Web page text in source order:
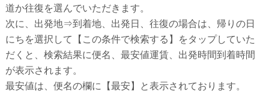
道か往復を選んでいただきます。
次に、出発地⇒到着地、出発日、往復の場合は、帰りの日
にちを選択して【この条件で検索する】をタップしていた
だくと、検索結果に便名、最安値運賃、出発時間到着時間
が表示されます。
最安値は、便名の欄に【最安】と表示されております。